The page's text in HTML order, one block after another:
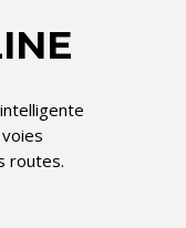
routes.